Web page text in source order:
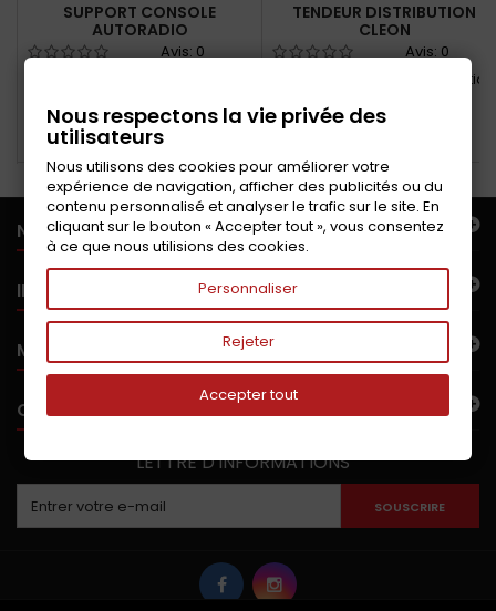
SUPPORT CONSOLE
AUTORADIO
Avis: 0
Ajouter au panier
TENDEUR DISTRIBUTION
CLEON
Avis: 0
Tendeur chaîne de distribution
NOTRE OFFRE
INFORMATIONS
MON COMPTE
CONTACTEZ-NOUS
LETTRE D'INFORMATIONS
SOUSCRIRE
Nous respectons la vie privée des
utilisateurs
Nous utilisons des cookies pour améliorer votre
expérience de navigation, afficher des publicités ou du
contenu personnalisé et analyser le trafic sur le site. En
cliquant sur le bouton « Accepter tout », vous consentez
à ce que nous utilisions des cookies.
Personnaliser
Rejeter
Accepter tout